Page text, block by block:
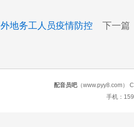
外地务工人员疫情防控 下一篇
配音员吧（www.pyy8.com）
手机：